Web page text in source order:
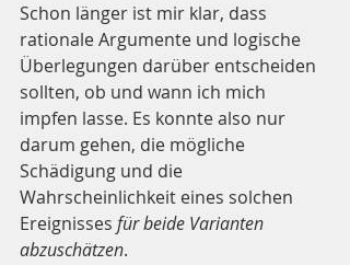
Schon länger ist mir klar, dass
rationale Argumente und logische
Überlegungen darüber entscheiden
sollten, ob und wann ich mich
impfen lasse. Es konnte also nur
darum gehen, die mögliche
Schädigung und die
Wahrscheinlichkeit eines solchen
Ereignisses für beide Varianten
abzuschätzen.